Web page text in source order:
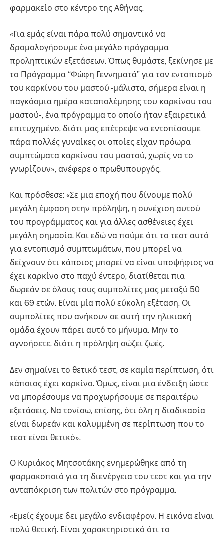
φαρμακείο στο κέντρο της Αθήνας.
«Για εμάς είναι πάρα πολύ σημαντικό να
δρομολογήσουμε ένα μεγάλο πρόγραμμα
προληπτικών εξετάσεων. Όπως θυμάστε, ξεκίνησε με
το Πρόγραμμα “Φώφη Γεννηματά” για τον εντοπισμό
του καρκίνου του μαστού -μάλιστα, σήμερα είναι η
παγκόσμια ημέρα καταπολέμησης του καρκίνου του
μαστού-, ένα πρόγραμμα το οποίο ήταν εξαιρετικά
επιτυχημένο, διότι μας επέτρεψε να εντοπίσουμε
πάρα πολλές γυναίκες οι οποίες είχαν πρόωρα
συμπτώματα καρκίνου του μαστού, χωρίς να το
γνωρίζουν», ανέφερε ο πρωθυπουργός.
Και πρόσθεσε: «Σε μια εποχή που δίνουμε πολύ
μεγάλη έμφαση στην πρόληψη, η συνέχιση αυτού
του προγράμματος και για άλλες ασθένειες έχει
μεγάλη σημασία. Και εδώ να πούμε ότι το τεστ αυτό
για εντοπισμό συμπτωμάτων, που μπορεί να
δείχνουν ότι κάποιος μπορεί να είναι υποψήφιος να
έχει καρκίνο στο παχύ έντερο, διατίθεται πια
δωρεάν σε όλους τους συμπολίτες μας μεταξύ 50
και 69 ετών. Είναι μία πολύ εύκολη εξέταση. Οι
συμπολίτες που ανήκουν σε αυτή την ηλικιακή
ομάδα έχουν πάρει αυτό το μήνυμα. Μην το
αγνοήσετε, διότι η πρόληψη σώζει ζωές.
Δεν σημαίνει το θετικό τεστ, σε καμία περίπτωση, ότι
κάποιος έχει καρκίνο. Όμως, είναι μια ένδειξη ώστε
να μπορέσουμε να προχωρήσουμε σε περαιτέρω
εξετάσεις. Να τονίσω, επίσης, ότι όλη η διαδικασία
είναι δωρεάν και καλυμμένη σε περίπτωση που το
τεστ είναι θετικό».
Ο Κυριάκος Μητσοτάκης ενημερώθηκε από τη
φαρμακοποιό για τη διενέργεια του τεστ και για την
ανταπόκριση των πολιτών στο πρόγραμμα.
«Εμείς έχουμε δει μεγάλο ενδιαφέρον. Η εικόνα είναι
πολύ θετική. Είναι χαρακτηριστικό ότι το